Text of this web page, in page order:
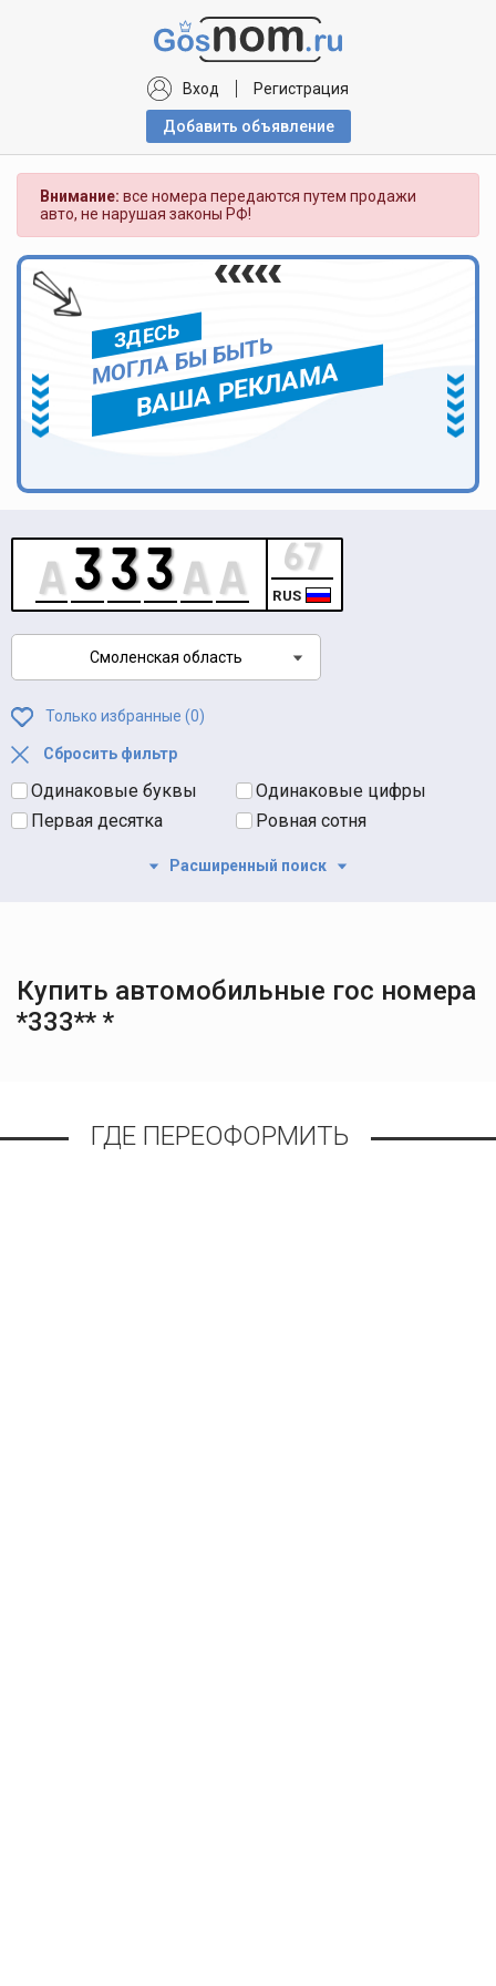
Вход Регистрация
Добавить объявлениe
Внимание: все номера передаются путем продажи
авто, не нарушая законы РФ!
ЗДЕСЬ
МОГЛА БЫ БЫТЬ
ВАША РЕКЛАМА
RUS
Смоленская область
Только избранные (0)
Сбросить фильтр
Одинаковые буквы
Одинаковые цифры
Первая десятка
Ровная сотня
Расширенный поиск
Купить автомобильные гос номера
*333** *
ГДЕ ПЕРЕОФОРМИТЬ